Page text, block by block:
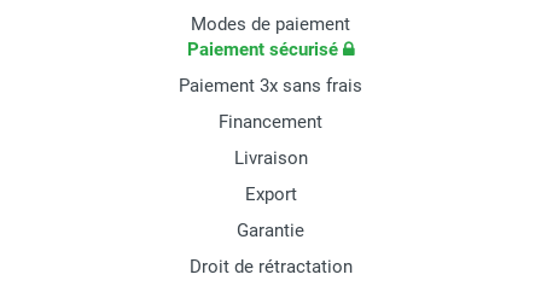
Modes de paiement
Paiement sécurisé
Paiement 3x sans frais
Financement
Livraison
Export
Garantie
Droit de rétractation